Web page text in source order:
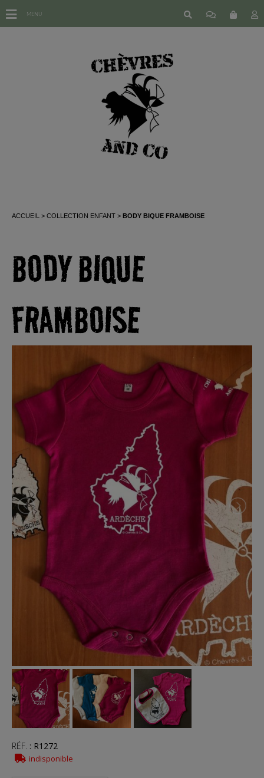
ACCUEIL COLLECTION ENFANT BODY BIQUE FRAMBOISE
BODY BIQUE
FRAMBOISE
RÉF. : R1272
indisponible
MENU